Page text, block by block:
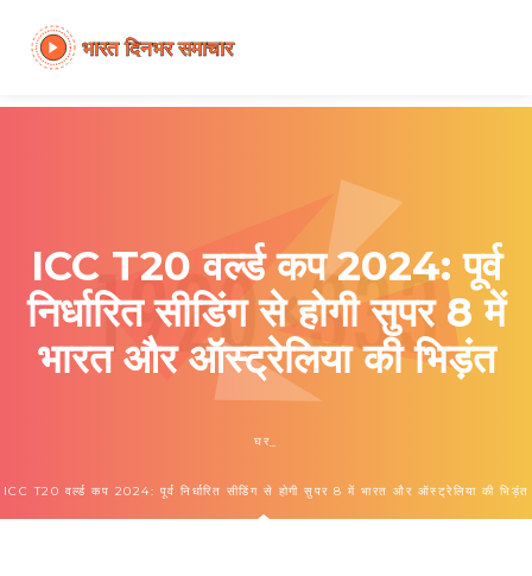
ICC T20 वर्ल्ड कप 2024: पूर्व
निर्धारित सीडिंग से होगी सुपर 8 में
भारत और ऑस्ट्रेलिया की भिड़ंत
घर
ICC T20 वर्ल्ड कप 2024: पूर्व निर्धारित सीडिंग से होगी सुपर 8 में भारत और ऑस्ट्रेलिया की भिड़ंत